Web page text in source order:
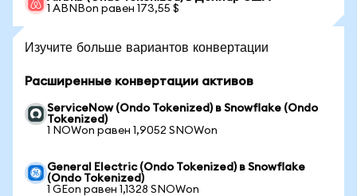
1 ABNBon равен 173,55 $
Изучите больше вариантов конвертации
Расширенные конвертации активов
ServiceNow (Ondo Tokenized) в Snowflake (Ondo
Tokenized)
1 NOWon равен 1,9052 SNOWon
General Electric (Ondo Tokenized) в Snowflake
(Ondo Tokenized)
1 GEon равен 1,1328 SNOWon